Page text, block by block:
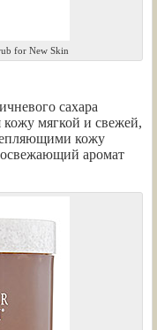
for New Skin
сахара
кожу мягкой и свежей,
кожу
освежающий аромат